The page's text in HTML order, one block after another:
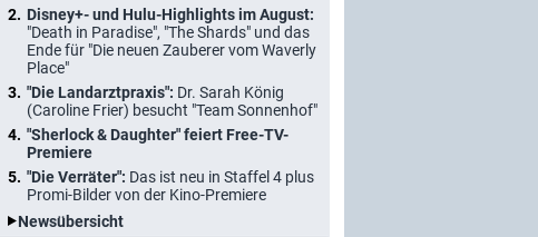
Disney+- und Hulu-Highlights im August:
"Death in Paradise", "The Shards" und das
Ende für "Die neuen Zauberer vom Waverly
Place"
"Die Landarztpraxis": Dr. Sarah König
(Caroline Frier) besucht "Team Sonnenhof"
"Sherlock & Daughter" feiert Free-TV-
Premiere
"Die Verräter": Das ist neu in Staffel 4 plus
Promi-Bilder von der Kino-Premiere
Newsübersicht